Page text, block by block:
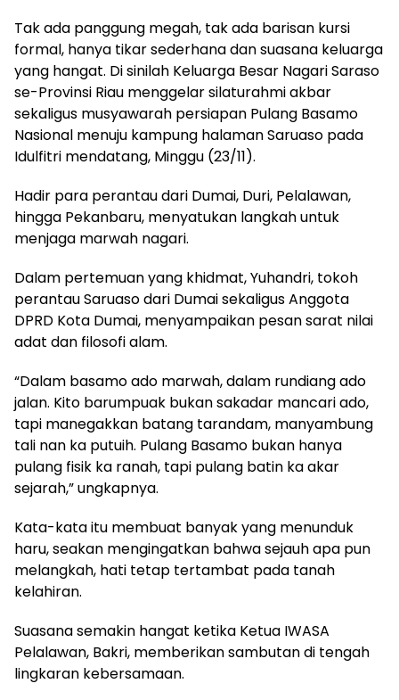
Tak ada panggung megah, tak ada barisan kursi
formal, hanya tikar sederhana dan suasana keluarga
yang hangat. Di sinilah Keluarga Besar Nagari Saraso
se-Provinsi Riau menggelar silaturahmi akbar
sekaligus musyawarah persiapan Pulang Basamo
Nasional menuju kampung halaman Saruaso pada
Idulfitri mendatang, Minggu (23/11).
Hadir para perantau dari Dumai, Duri, Pelalawan,
hingga Pekanbaru, menyatukan langkah untuk
menjaga marwah nagari.
Dalam pertemuan yang khidmat, Yuhandri, tokoh
perantau Saruaso dari Dumai sekaligus Anggota
DPRD Kota Dumai, menyampaikan pesan sarat nilai
adat dan filosofi alam.
“Dalam basamo ado marwah, dalam rundiang ado
jalan. Kito barumpuak bukan sakadar mancari ado,
tapi manegakkan batang tarandam, manyambung
tali nan ka putuih. Pulang Basamo bukan hanya
pulang fisik ka ranah, tapi pulang batin ka akar
sejarah,” ungkapnya.
Kata-kata itu membuat banyak yang menunduk
haru, seakan mengingatkan bahwa sejauh apa pun
melangkah, hati tetap tertambat pada tanah
kelahiran.
Suasana semakin hangat ketika Ketua IWASA
Pelalawan, Bakri, memberikan sambutan di tengah
lingkaran kebersamaan.